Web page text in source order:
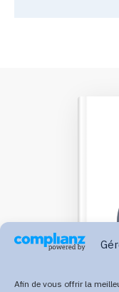
Afin de vous offrir la